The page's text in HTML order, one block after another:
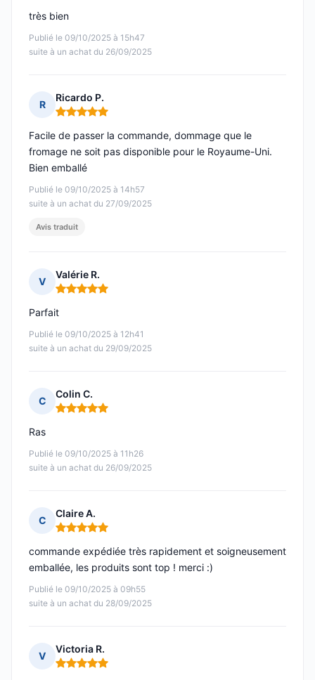
Publié le 09/10/2025 à 15h47
suite à un achat du 26/09/2025
très bien
R
Ricardo P.
Note : 5 sur 5
Publié le 09/10/2025 à 14h57
suite à un achat du 27/09/2025
Facile de passer la commande, dommage que le
fromage ne soit pas disponible pour le Royaume-Uni.
Bien emballé
Avis traduit
V
Valérie R.
Note : 5 sur 5
Publié le 09/10/2025 à 12h41
suite à un achat du 29/09/2025
Parfait
C
Colin C.
Note : 5 sur 5
Publié le 09/10/2025 à 11h26
suite à un achat du 26/09/2025
Ras
C
Claire A.
Note : 5 sur 5
Publié le 09/10/2025 à 09h55
suite à un achat du 28/09/2025
commande expédiée très rapidement et soigneusement
emballée, les produits sont top ! merci :)
V
Victoria R.
Note : 5 sur 5